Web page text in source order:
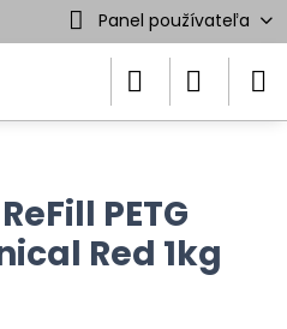
Panel používateľa
PETG
Red 1kg